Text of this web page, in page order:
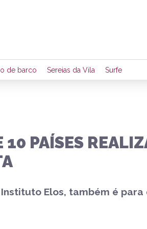
Preencha seus dados para
de eventos e notícias da região.
de barco Sereias da Vila Surfe
PAÍSES
Instituto Elos, também é